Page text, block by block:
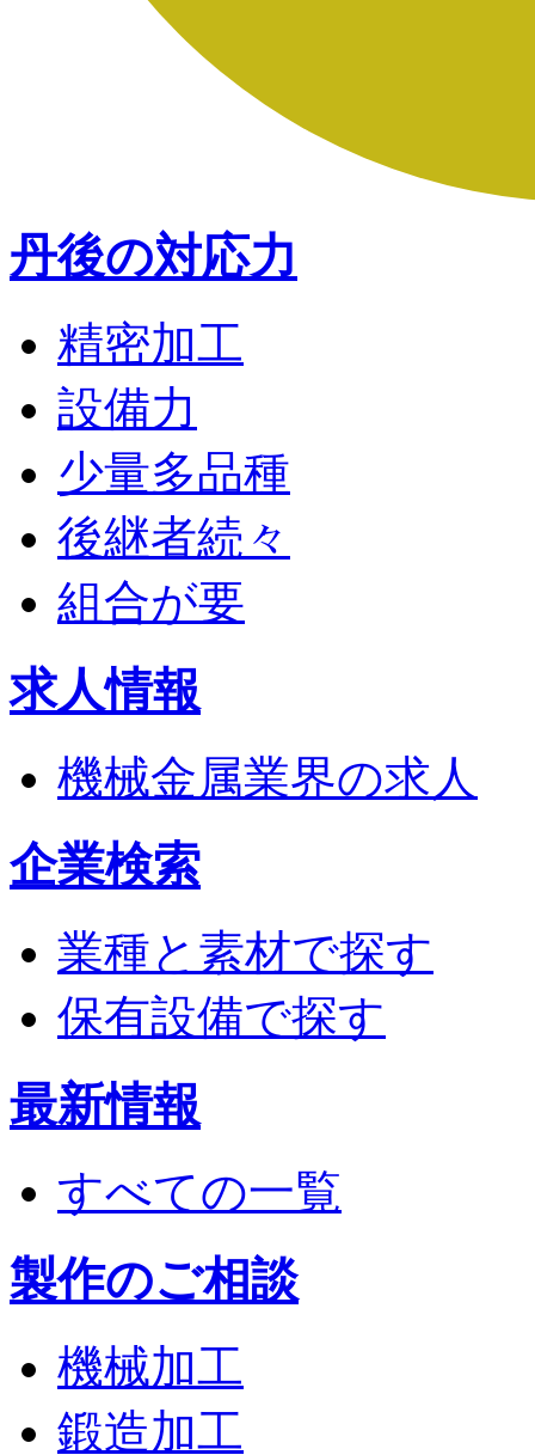
丹後の対応力
精密加工
設備力
少量多品種
後継者続々
組合が要
求人情報
機械金属業界の求人
企業検索
業種と素材で探す
保有設備で探す
最新情報
すべての一覧
製作のご相談
機械加工
鍛造加工